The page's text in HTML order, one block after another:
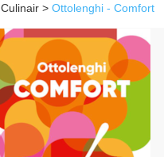
Culinair > Ottolenghi - Comfort